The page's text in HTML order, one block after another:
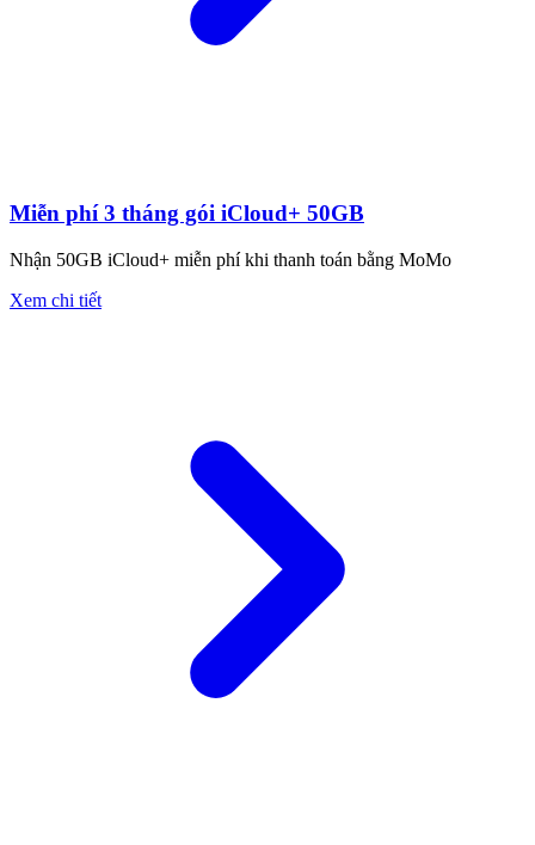
Miễn phí 3 tháng gói iCloud+ 50GB
Nhận 50GB iCloud+ miễn phí khi thanh toán bằng MoMo
Xem chi tiết